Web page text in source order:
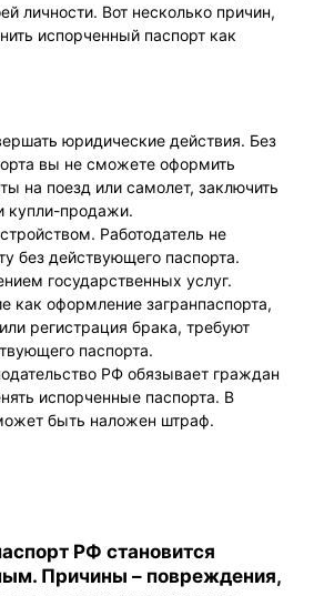
личности. Вот несколько причин,
испорченный паспорт как
юридические действия. Без
вы не сможете оформить
на поезд или самолет, заключить
купли-продажи.
Работодатель не
без действующего паспорта.
государственных услуг.
как оформление загранпаспорта,
регистрация брака, требуют
паспорта.
РФ обязывает граждан
испорченные паспорта. В
быть наложен штраф.
РФ становится
Причины – повреждения,